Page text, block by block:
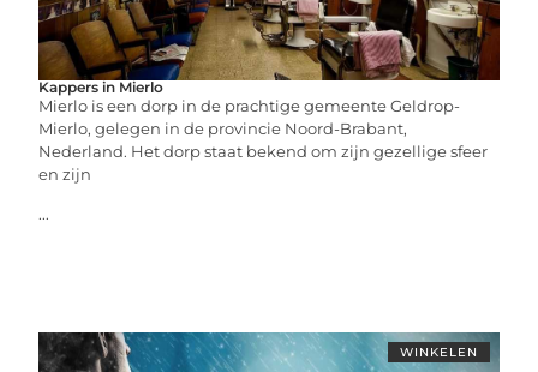
Kappers in Mierlo
Mierlo is een dorp in de prachtige gemeente Geldrop-
Mierlo, gelegen in de provincie Noord-Brabant,
Nederland. Het dorp staat bekend om zijn gezellige sfeer
en zijn
...
WINKELEN